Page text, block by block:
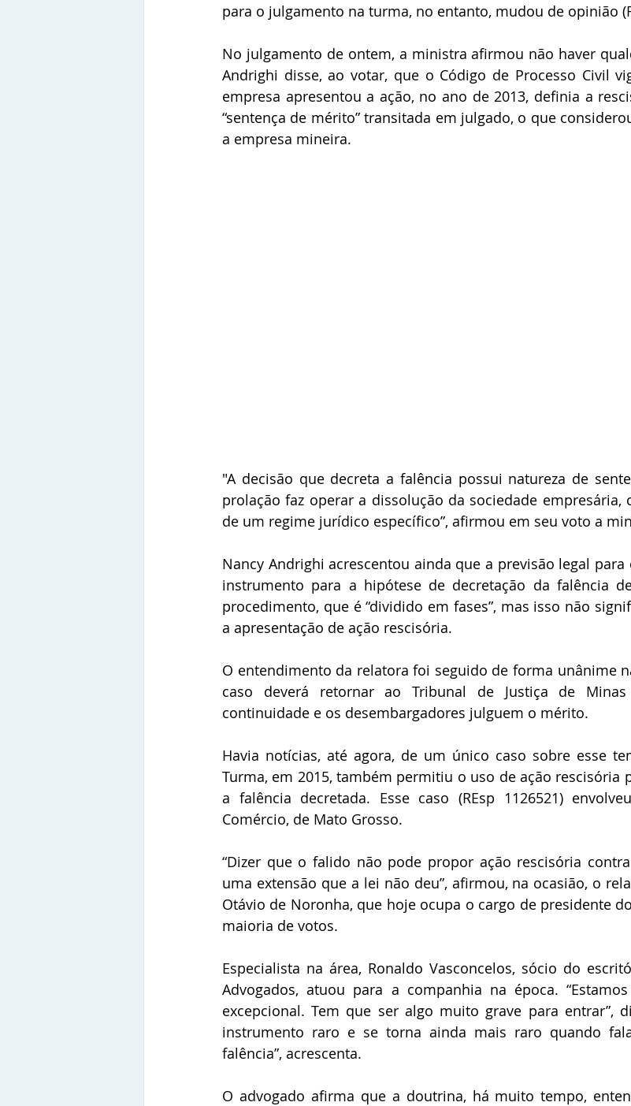
para o julgamento na turma, no entanto, mudou de opinião
No julgamento de ontem, a ministra afirmou não haver
Andrighi disse, ao votar, que o Código de Processo Civil
empresa apresentou a ação, no ano de 2013, definia a
“sentença de mérito” transitada em julgado, o que
a empresa mineira.
"A decisão que decreta a falência possui natureza de
prolação faz operar a dissolução da sociedade empresária,
de um regime jurídico específico”, afirmou em seu voto a
Nancy Andrighi acrescentou ainda que a previsão legal
instrumento para a hipótese de decretação da falência
procedimento, que é “dividido em fases”, mas isso não
a apresentação de ação rescisória.
O entendimento da relatora foi seguido de forma unânime
caso deverá retornar ao Tribunal de Justiça de
continuidade e os desembargadores julguem o mérito.
Havia notícias, até agora, de um único caso sobre esse
Turma, em 2015, também permitiu o uso de ação rescisória
a falência decretada. Esse caso (REsp 1126521)
Comércio, de Mato Grosso.
“Dizer que o falido não pode propor ação rescisória
uma extensão que a lei não deu”, afirmou, na ocasião, o
Otávio de Noronha, que hoje ocupa o cargo de presidente
maioria de votos.
Especialista na área, Ronaldo Vasconcelos, sócio do
Advogados, atuou para a companhia na época.
excepcional. Tem que ser algo muito grave para entrar”,
instrumento raro e se torna ainda mais raro quando
falência”, acrescenta.
O advogado afirma que a doutrina, há muito tempo,